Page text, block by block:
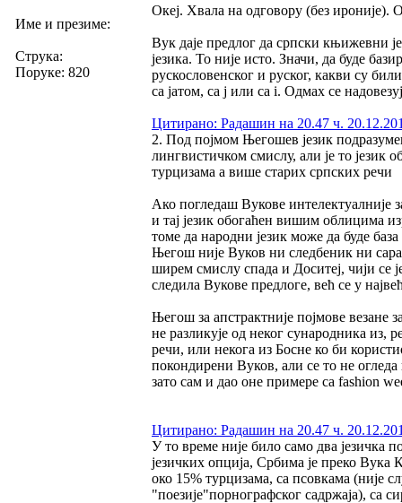
Име и презиме:
Струка:
Поруке: 820
Океј. Хвала на одговору (без ироније).
Вук даје предлог да српски књижевни
језика. То није исто. Значи, да буде
рускословенског и руског, какви су
са јатом, са ј или са i. Одмах се
Цитирано: Радашин на 20.47 ч.
2. Под појмом Његошев језик
лингвистичком смислу, али је то
турцизама а више старих српских речи
Ако погледаш Вукове интелектуалније
и тај језик обогаћен вишим облицима
томе да народни језик може да буде
Његош није Вуков ни следбеник ни
ширем смислу спада и Доситеј, чији се
следила Вукове предлоге, већ се у
Његош за апстрактније појмове везане
не разликује од неког сународника из,
речи, или некога из Босне ко би
покондирени Вуков, али се то не
зато сам и дао оне примере са fashion
Цитирано: Радашин на 20.47 ч.
У то време није било само два језичка
језичких опција, Србима је преко Вука
око 15% турцизама, са псовкама (није
"поезије"порнографског садржаја), са